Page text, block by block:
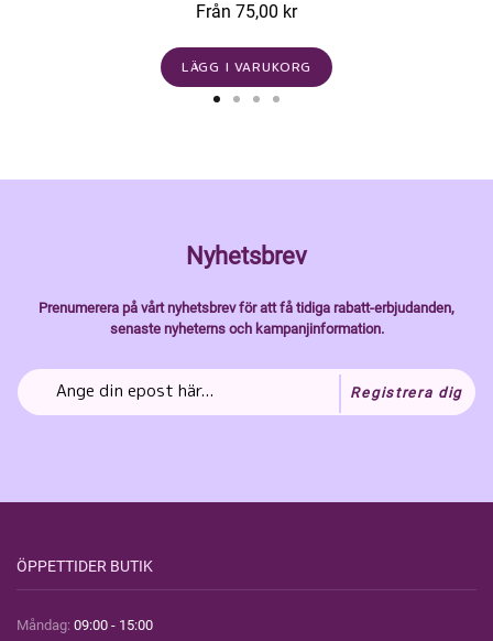
Från 75,00 kr
LÄGG I VARUKORG
Nyhetsbrev
Prenumerera på vårt nyhetsbrev för att få tidiga rabatt-erbjudanden,
senaste nyheterns och kampanjinformation.
Registrera dig
ÖPPETTIDER BUTIK
Måndag: 09:00 - 15:00